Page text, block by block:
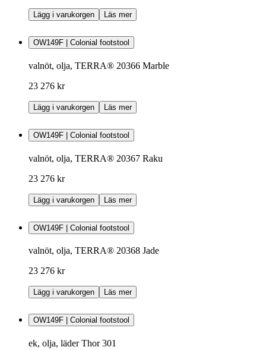
Lägg i varukorgen Läs mer
OW149F | Colonial footstool
valnöt, olja, TERRA® 20366 Marble
23 276 kr
Lägg i varukorgen Läs mer
OW149F | Colonial footstool
valnöt, olja, TERRA® 20367 Raku
23 276 kr
Lägg i varukorgen Läs mer
OW149F | Colonial footstool
valnöt, olja, TERRA® 20368 Jade
23 276 kr
Lägg i varukorgen Läs mer
OW149F | Colonial footstool
ek, olja, läder Thor 301